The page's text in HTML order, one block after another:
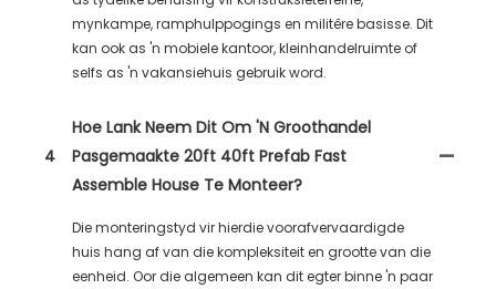
mynkampe, ramphulppogings en militêre basisse. Dit
kan ook as 'n mobiele kantoor, kleinhandelruimte of
selfs as 'n vakansiehuis gebruik word.
4
Hoe Lank Neem Dit Om 'n Groothandel
Pasgemaakte 20ft 40ft Prefab Fast
Assemble House Te Monteer?
Die monteringstyd vir hierdie voorafvervaardigde
huis hang af van die kompleksiteit en grootte van die
eenheid. Oor die algemeen kan dit egter binne 'n paar